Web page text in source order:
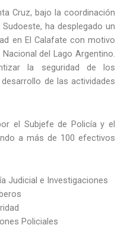
Cruz, bajo la coordinación
ha desplegado un
en El Calafate con motivo
del Lago Argentino.
la seguridad de los
de las actividades
el Subjefe de Policía y el
a más de 100 efectivos
Judicial e Investigaciones
Policiales